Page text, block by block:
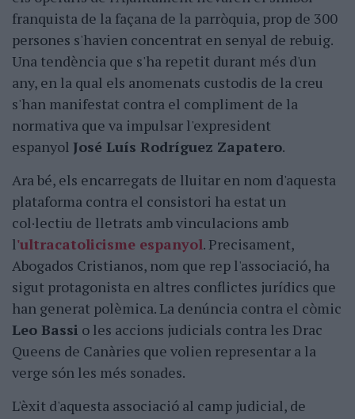
franquista de la façana de la parròquia, prop de 300
persones s'havien concentrat en senyal de rebuig.
Una tendència que s'ha repetit durant més d'un
any, en la qual els anomenats custodis de la creu
s'han manifestat contra el compliment de la
normativa que va impulsar l'expresident
espanyol José Luís Rodríguez Zapatero.
Ara bé, els encarregats de lluitar en nom d'aquesta
plataforma contra el consistori ha estat un
col·lectiu de lletrats amb vinculacions amb
l'ultracatolicisme espanyol. Precisament,
Abogados Cristianos, nom que rep l'associació, ha
sigut protagonista en altres conflictes jurídics que
han generat polèmica. La denúncia contra el còmic
Leo Bassi o les accions judicials contra les Drac
Queens de Canàries que volien representar a la
verge són les més sonades.
L'èxit d'aquesta associació al camp judicial, de